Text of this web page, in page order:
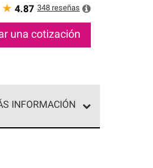
ellos pueden
★ 4.87 348 reseñas
una cotización
INFORMACIÓN